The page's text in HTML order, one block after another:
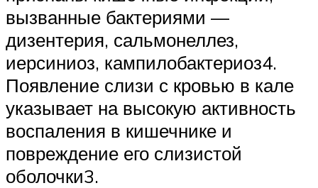
вызванные бактериями —
дизентерия, сальмонеллез,
иерсиниоз, кампилобактериоз4.
Появление слизи с кровью в кале
указывает на высокую активность
воспаления в кишечнике и
повреждение его слизистой
оболочки3.